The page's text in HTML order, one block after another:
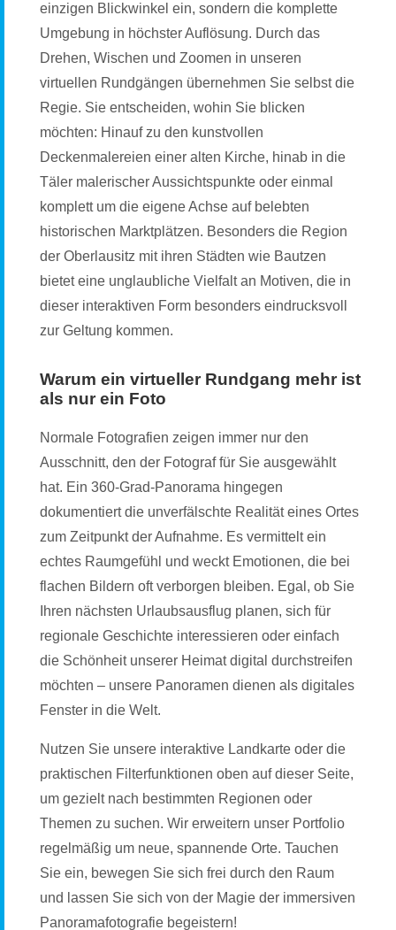
einzigen Blickwinkel ein, sondern die komplette
Umgebung in höchster Auflösung. Durch das
Drehen, Wischen und Zoomen in unseren
virtuellen Rundgängen übernehmen Sie selbst die
Regie. Sie entscheiden, wohin Sie blicken
möchten: Hinauf zu den kunstvollen
Deckenmalereien einer alten Kirche, hinab in die
Täler malerischer Aussichtspunkte oder einmal
komplett um die eigene Achse auf belebten
historischen Marktplätzen. Besonders die Region
der Oberlausitz mit ihren Städten wie Bautzen
bietet eine unglaubliche Vielfalt an Motiven, die in
dieser interaktiven Form besonders eindrucksvoll
zur Geltung kommen.
Warum ein virtueller Rundgang mehr ist
als nur ein Foto
Normale Fotografien zeigen immer nur den
Ausschnitt, den der Fotograf für Sie ausgewählt
hat. Ein 360-Grad-Panorama hingegen
dokumentiert die unverfälschte Realität eines Ortes
zum Zeitpunkt der Aufnahme. Es vermittelt ein
echtes Raumgefühl und weckt Emotionen, die bei
flachen Bildern oft verborgen bleiben. Egal, ob Sie
Ihren nächsten Urlaubsausflug planen, sich für
regionale Geschichte interessieren oder einfach
die Schönheit unserer Heimat digital durchstreifen
möchten – unsere Panoramen dienen als digitales
Fenster in die Welt.
Nutzen Sie unsere interaktive Landkarte oder die
praktischen Filterfunktionen oben auf dieser Seite,
um gezielt nach bestimmten Regionen oder
Themen zu suchen. Wir erweitern unser Portfolio
regelmäßig um neue, spannende Orte. Tauchen
Sie ein, bewegen Sie sich frei durch den Raum
und lassen Sie sich von der Magie der immersiven
Panoramafotografie begeistern!